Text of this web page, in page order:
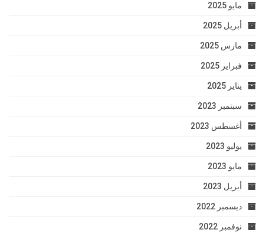
مايو 2025
أبريل 2025
مارس 2025
فبراير 2025
يناير 2025
سبتمبر 2023
أغسطس 2023
يوليو 2023
مايو 2023
أبريل 2023
ديسمبر 2022
نوفمبر 2022